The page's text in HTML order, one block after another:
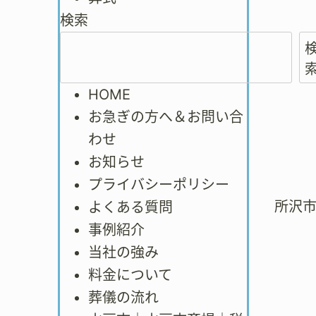
検索
HOME
お急ぎの方へ＆お問い合
わせ
お知らせ
プライバシーポリシー
よくある質問
事例紹介
当社の強み
料金について
葬儀の流れ
所沢